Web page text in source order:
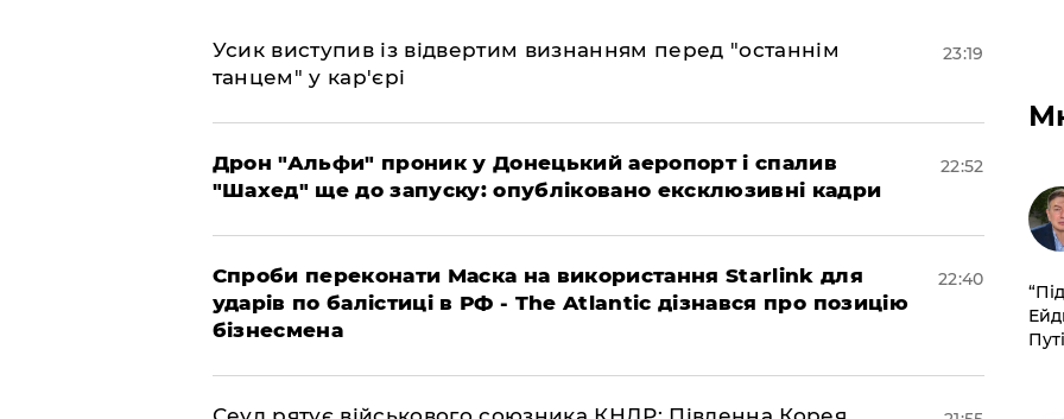
​Усик виступив із відвертим визнанням перед "останнім
танцем" у кар'єрі
23:19
​Дрон "Альфи" проник у Донецький аеропорт і спалив
"Шахед" ще до запуску: опубліковано ексклюзивні кадри
22:52
​Спроби переконати Маска на використання Starlink для
ударів по балістиці в РФ - The Atlantic дізнався про позицію
бізнесмена
22:40